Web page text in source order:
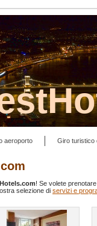
aeroporto Giro turistico
! Se volete
selezione di servizi e